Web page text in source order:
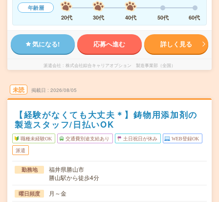
年齢層
20代
30代 40代 50代 60代
気になる! 応募へ進む 詳しく見る
派遣会社 株式会社綜合キャリアオプション 製造事業部（全国）
未読 掲載日 2026/08/05
【経験がなくても大丈夫＊】鋳物用添加剤の
製造スタッフ/日払いOK
職種未経験OK 交通費別途支給あり 土日祝日が休み WEB登録OK
派遣
勤務地
福井県勝山市
勝山駅から徒歩4分
曜日頻度 月～金